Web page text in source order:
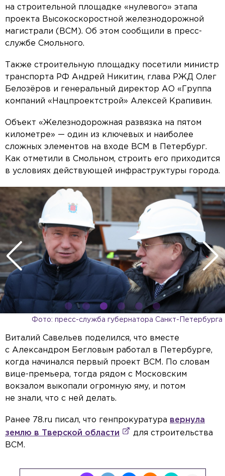
на строительной площадке «нулевого» этапа
проекта Высокоскоростной железнодорожной
магистрали (ВСМ). Об этом сообщили в пресс-
службе Смольного.
Также строительную площадку посетили министр
транспорта РФ Андрей Никитин, глава РЖД Олег
Белозёров и генеральный директор АО «Группа
компаний «Нацпроектстрой» Алексей Крапивин.
Объект «Железнодорожная развязка на пятом
километре» — один из ключевых и наиболее
сложных элементов на входе ВСМ в Петербург.
Как отметили в Смольном, строить его приходится
в условиях действующей инфраструктуры города.
Фото: пресс-служба губернатора Санкт-Петербурга
Виталий Савельев поделился, что вместе
с Александром Бегловым работал в Петербурге,
когда начинался первый проект ВСМ. По словам
вице-премьера, тогда рядом с Московским
вокзалом выкопали огромную яму, и потом
не знали, что с ней делать.
Ранее 78.ru писал, что генпрокуратура вернула
землю в Тверской области
для строительства
ВСМ.